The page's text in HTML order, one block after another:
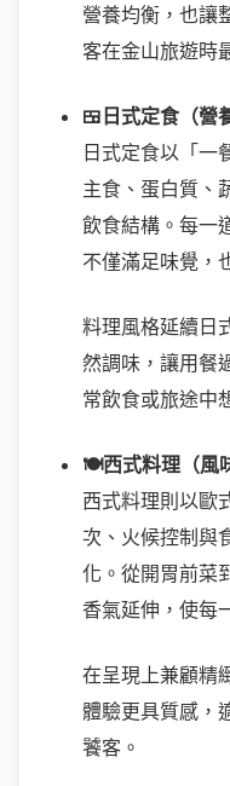
營養均衡，也讓
客在金山旅遊時
🍱日式定食（營
日式定食以「一
主食、蛋白質、
飲食結構。每一
不僅滿足味覺，
料理風格延續日
然調味，讓用餐
常飲食或旅途中
🍽️西式料理（風
西式料理則以歐
次、火候控制與
化。從開胃前菜
香氣延伸，使每
在呈現上兼顧精
體驗更具質感，
饕客。